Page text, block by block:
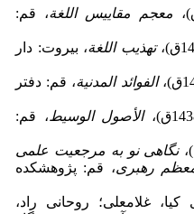
معجم مقاییس اللغة، قم:
تهذیب اللغة، بیروت: دار
الفوائد المدنیة، قم: دفتر
الأصول الوسیط، قم:
نگاهی نو به مرجعیت علمی
معظم رهبری، قم: پژوهشکده
کیا، غلامعلی؛ روحانی راد،